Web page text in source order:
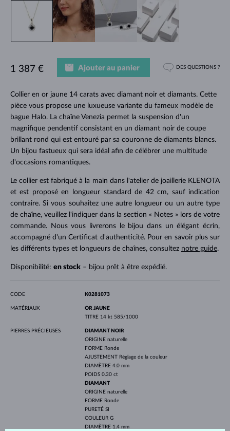
Collier en or jaune 14 carats avec diamant noir et diamants. Cette
pièce vous propose une luxueuse variante du fameux modèle de
bague Halo. La chaîne Venezia permet la suspension d'un
magnifique pendentif consistant en un diamant noir de coupe
brillant rond qui est entouré par sa couronne de diamants blancs.
Un bijou fastueux qui sera idéal afin de célébrer une multitude
d'occasions romantiques.
Le collier est fabriqué à la main dans l'atelier de joaillerie KLENOTA
et est proposé en longueur standard de 42 cm, sauf indication
contraire. Si vous souhaitez une autre longueur ou un autre type
de chaîne, veuillez l'indiquer dans la section « Notes » lors de votre
commande. Nous vous livrerons le bijou dans un élégant écrin,
accompagné d'un Certificat d'authenticité. Pour en savoir plus sur
les différents types et longueurs de chaînes, consultez notre guide.
Disponibilité: en stock– bijou prêt à être expédié.
1 387 € Ajouter au panier DES QUESTIONS ?
CODE K0281073
MATÉRIAUX
OR JAUNE
TITRE 14 kt 585/1000
PIERRES PRÉCIEUSES
DIAMANT NOIR
ORIGINE naturelle
FORME Ronde
AJUSTEMENT Réglage de la couleur
DIAMÈTRE 4.0 mm
POIDS 0.30 ct
DIAMANT
ORIGINE naturelle
FORME Ronde
PURETÉ SI
COULEUR G
DIAMÈTRE 1.4 mm